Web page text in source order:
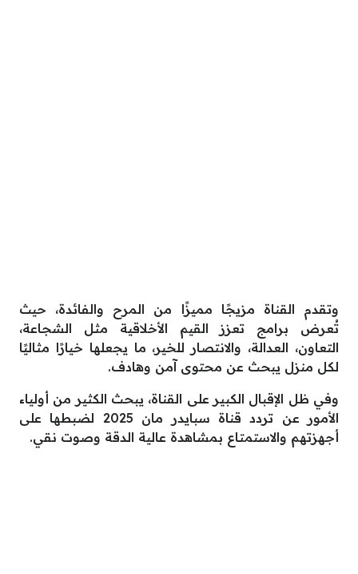
وتقدم القناة مزيجًا مميزًا من المرح والفائدة، حيث
تُعرض برامج تعزز القيم الأخلاقية مثل الشجاعة،
التعاون، العدالة، والانتصار للخير، ما يجعلها خيارًا مثاليًا
لكل منزل يبحث عن محتوى آمن وهادف.
وفي ظل الإقبال الكبير على القناة، يبحث الكثير من أولياء
الأمور عن تردد قناة سبايدر مان 2025 لضبطها على
أجهزتهم والاستمتاع بمشاهدة عالية الدقة وصوت نقي.